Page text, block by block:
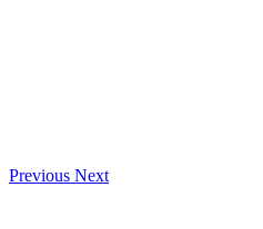
Previous Next